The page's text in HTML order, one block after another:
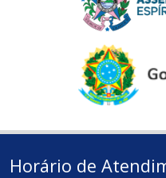
Horário de